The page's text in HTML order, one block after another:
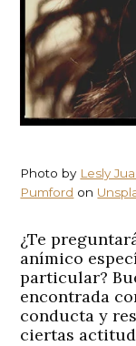
Photo by Lesly
Pumford on
¿Te
anímico
particular?
encontrada
conducta y
ciertas